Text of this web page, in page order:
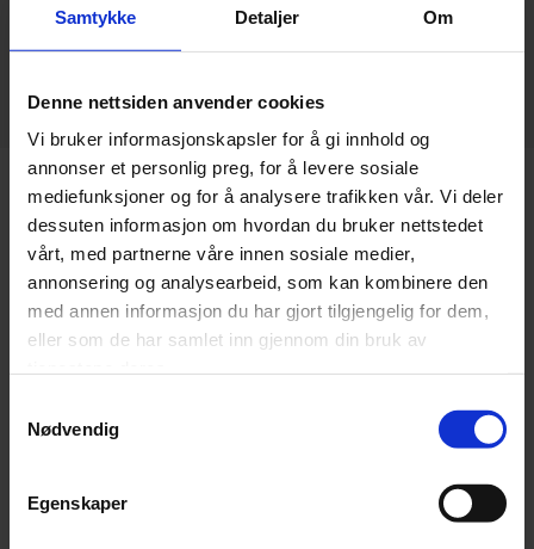
Samtykke Detaljer Om
Denne nettsiden anvender cookies
Vi bruker informasjonskapsler for å gi innhold og
annonser et personlig preg, for å levere sosiale
mediefunksjoner og for å analysere trafikken vår. Vi deler
dessuten informasjon om hvordan du bruker nettstedet
vårt, med partnerne våre innen sosiale medier,
annonsering og analysearbeid, som kan kombinere den
med annen informasjon du har gjort tilgjengelig for dem,
eller som de har samlet inn gjennom din bruk av
Nødvendig
Egenskaper
Klar til å forvandle din lille eller mellomstore
virksomhet til en smart bedrift?
Våre eksperter er her for å hjelpe deg med å få det beste ut av
både dine digitale og fysiske arbeidsområder.
Skap en smartere, mer bærekraftig arbeidsplass som sørger
for forretningsvekst og forbedrer ansatt- og
Friday Networks